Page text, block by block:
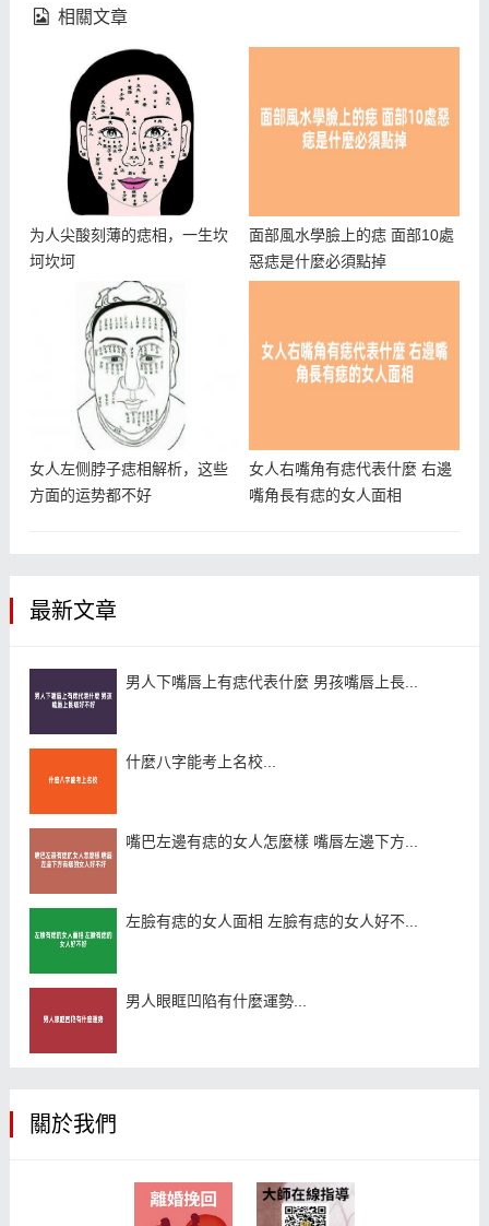
相關文章
为人尖酸刻薄的痣相，一生坎
坷坎坷
面部風水學臉上的痣 面部10處
惡痣是什麼必須點掉
女人左侧脖子痣相解析，这些
方面的运势都不好
女人右嘴角有痣代表什麼 右邊
嘴角長有痣的女人面相
最新文章
男人下嘴唇上有痣代表什麼 男孩嘴唇上長...
什麼八字能考上名校...
嘴巴左邊有痣的女人怎麼樣 嘴唇左邊下方...
左臉有痣的女人面相 左臉有痣的女人好不...
男人眼眶凹陷有什麼運勢...
關於我們